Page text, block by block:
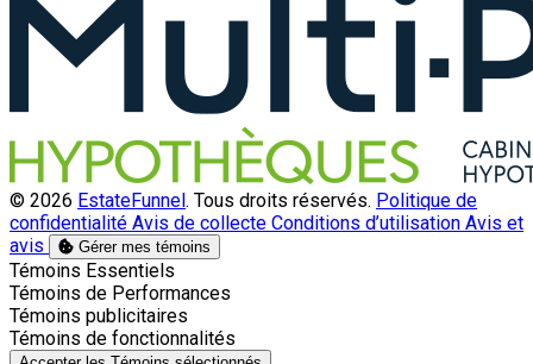
© 2026 EstateFunnel. Tous droits réservés. Politique de
confidentialité Avis de collecte Conditions d’utilisation Avis et
avis
Gérer mes témoins
Activer
Témoins Essentiels
Activer
Témoins de Performances
Activer
Témoins publicitaires
Activer
Témoins de fonctionnalités